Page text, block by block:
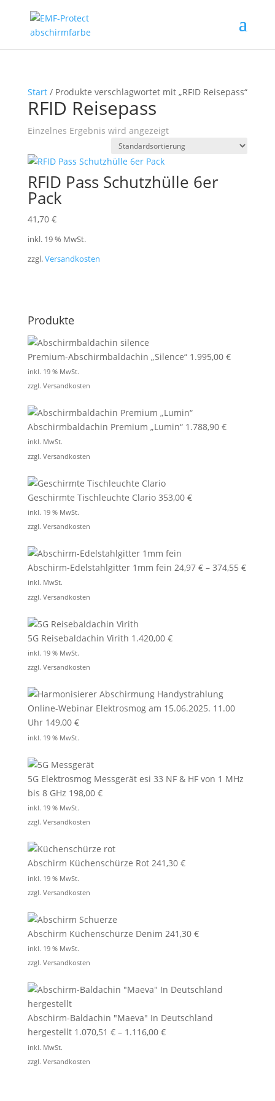
Start/ Produkte verschlagwortet mit „RFID Reisepass“
RFID Reisepass
Einzelnes Ergebnis wird angezeigt
RFID Pass Schutzhülle 6er
Pack
41,70 €
inkl. 19 % MwSt.
zzgl.Versandkosten
Produkte
Premium-Abschirmbaldachin „Silence“ 1.995,00 €
inkl. 19 % MwSt.
zzgl. Versandkosten
Abschirmbaldachin Premium „Lumin“ 1.788,90 €
inkl. MwSt.
zzgl. Versandkosten
Geschirmte Tischleuchte Clario 353,00 €
inkl. 19 % MwSt.
zzgl. Versandkosten
Abschirm-Edelstahlgitter 1mm fein 24,97 €– 374,55 €
inkl. MwSt.
zzgl. Versandkosten
5G Reisebaldachin Virith 1.420,00 €
inkl. 19 % MwSt.
zzgl. Versandkosten
Online-Webinar Elektrosmog am 15.06.2025. 11.00
Uhr 149,00 €
inkl. 19 % MwSt.
5G Elektrosmog Messgerät esi 33 NF & HF von 1 MHz
bis 8 GHz 198,00 €
inkl. 19 % MwSt.
zzgl. Versandkosten
Abschirm Küchenschürze Rot 241,30 €
inkl. 19 % MwSt.
zzgl. Versandkosten
Abschirm Küchenschürze Denim 241,30 €
inkl. 19 % MwSt.
zzgl. Versandkosten
Abschirm-Baldachin "Maeva" In Deutschland
hergestellt 1.070,51 €– 1.116,00 €
inkl. MwSt.
zzgl. Versandkosten